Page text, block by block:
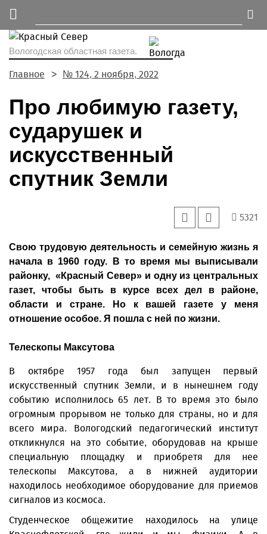
Вологодская областная газета.
Главное № 124, 2 ноября, 2022
Про любимую газету,
сударушек и
искусственный
спутник Земли
5321
Свою трудовую деятельность и семейную жизнь я
начала в 1960 году. В то время мы выписывали
районку, «Красный Север» и одну из центральных
газет, чтобы быть в курсе всех дел в районе,
области и стране. Но к вашей газете у меня
отношение особое. Я пошла с ней по жизни.
Телескопы Максутова
В октябре 1957 года был запущен первый
искусственный спутник Земли, и в нынешнем году
событию исполнилось 65 лет. В то время это было
огромным прорывом не только для страны, но и для
всего мира. Вологодский педагогический институт
откликнулся на это событие, оборудовав на крыше
специальную площадку и приобретя для нее
телескопы Максутова, а в нижней аудитории
находилось необходимое оборудование для приемов
сигналов из космоса.
Студенческое общежитие находилось на улице